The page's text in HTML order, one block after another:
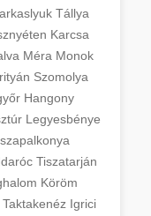
Tállya
Karcsa
Méra Monok
Szomolya
Hangony
Legyesbénye
Tiszatarján
Köröm
Taktakenéz Igrici